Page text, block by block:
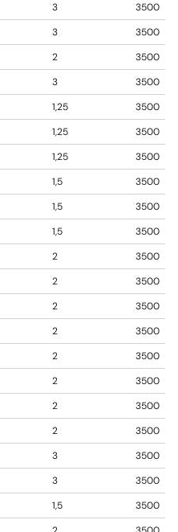
3
3500
3
3500
2
3500
3
3500
1,25
3500
1,25
3500
1,25
3500
1,5
3500
1,5
3500
1,5
3500
2
3500
2
3500
2
3500
2
3500
2
3500
2
3500
2
3500
2
3500
3
3500
3
3500
1,5
3500